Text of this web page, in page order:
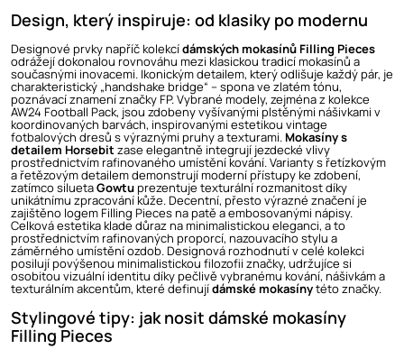
Design, který inspiruje: od klasiky po modernu
Designové prvky napříč kolekcídámských mokasínů Filling Pieces
odrážejí dokonalou rovnováhu mezi klasickou tradicí mokasínů a
současnými inovacemi. Ikonickým detailem, který odlišuje každý pár, je
charakteristický „handshake bridge“ – spona ve zlatém tónu,
poznávací znamení značky FP. Vybrané modely, zejména z kolekce
AW24 Football Pack, jsou zdobeny vyšívanými plstěnými nášivkami v
koordinovaných barvách, inspirovanými estetikou vintage
fotbalových dresů s výraznými pruhy a texturami.Mokasíny s
detailem Horsebit zase elegantně integrují jezdecké vlivy
prostřednictvím rafinovaného umístění kování. Varianty s řetízkovým
a řetězovým detailem demonstrují moderní přístupy ke zdobení,
zatímco siluetaGowtuprezentuje texturální rozmanitost díky
unikátnímu zpracování kůže. Decentní, přesto výrazné značení je
zajištěno logem Filling Pieces na patě a embosovanými nápisy.
Celková estetika klade důraz na minimalistickou eleganci, a to
prostřednictvím rafinovaných proporcí, nazouvacího stylu a
záměrného umístění ozdob. Designová rozhodnutí v celé kolekci
posilují povýšenou minimalistickou filozofii značky, udržujíce si
osobitou vizuální identitu díky pečlivě vybranému kování, nášivkám a
texturálním akcentům, které definujídámské mokasínytéto značky.
Stylingové tipy: jak nosit dámské mokasíny
Filling Pieces